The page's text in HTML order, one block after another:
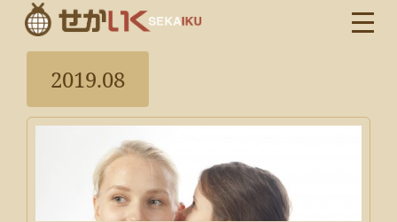
2019.08